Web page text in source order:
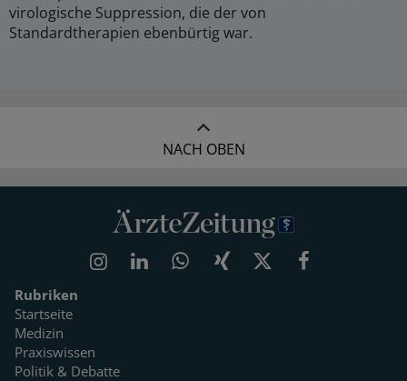
virologische Suppression, die der von
Standardtherapien ebenbürtig war.
NACH OBEN
Rubriken
Startseite
Medizin
Praxiswissen
Politik & Debatte